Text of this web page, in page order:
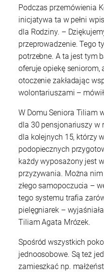
Podczas przemówienia
inicjatywa ta w pełni
dla Rodziny. –
przeprowadzenie. Tego
potrzebne. A ta jest tym
oferuje opiekę seniorom,
otoczenie zakładając
wolontariuszami –
W Domu Seniora Tiliam
dla 30 pensjonariuszy w
dla kolejnych 15, którzy
podopiecznych
każdy wyposażony jest
przyzywania. Można
złego samopoczucia –
tego systemu trafia
pielęgniarek –
Tiliam Agata Mrózek.
Spośród wszystkich
jednoosobowe. Są też
zamieszkać np.